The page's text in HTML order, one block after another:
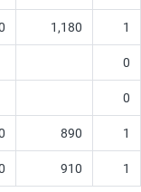
1,180 1
0
0
890 1
910 1